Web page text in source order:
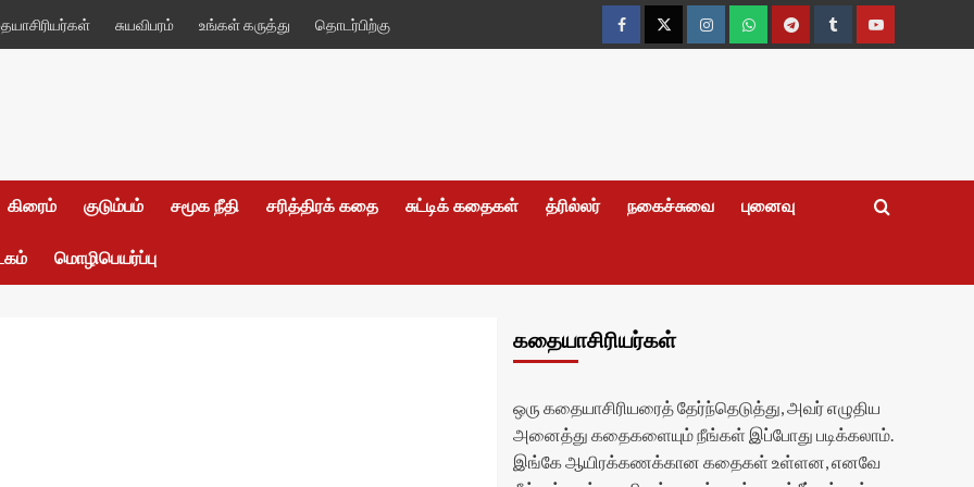
சுயவிபரம் உங்கள் கருத்து தொடர்பிற்கு
FacebookTwitterInstagramWhatsappTelegramTumblrYouTube
கிரைம் குடும்பம் சமூக நீதி சரித்திரக் கதை சுட்டிக் கதைகள் த்ரில்லர் நகைச்சுவை புனைவு
மொழிபெயர்ப்பு
கதையாசிரியர்கள்
ஒரு கதையாசிரியரைத் தேர்ந்தெடுத்து, அவர் எழுதிய
அனைத்து கதைகளையும் நீங்கள் இப்போது படிக்கலாம்.
இங்கே ஆயிரக்கணக்கான கதைகள் உள்ளன, எனவே